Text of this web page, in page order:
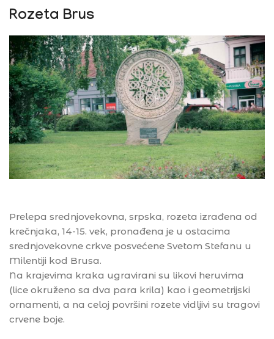
Rozeta Brus
Prelepa srednjovekovna, srpska, rozeta izrađena od
krečnjaka, 14-15. vek, pronađena je u ostacima
srednjovekovne crkve posvećene Svetom Stefanu u
Milentiji kod Brusa.
Na krajevima kraka ugravirani su likovi heruvima
(lice okruženo sa dva para krila) kao i geometrijski
ornamenti, a na celoj površini rozete vidljivi su tragovi
crvene boje.